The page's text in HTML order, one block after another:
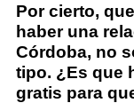
Por cierto,
haber una
Córdoba, no
tipo. ¿Es que
gratis para